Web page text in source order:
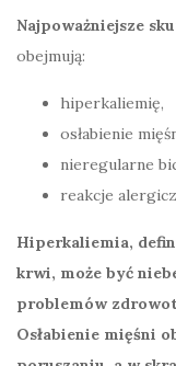
Najpoważniejsze
obejmują:
hiperkaliemię,
osłabienie
nieregularne
reakcje
Hiperkaliemia,
krwi, może być
problemów
Osłabienie mięśni